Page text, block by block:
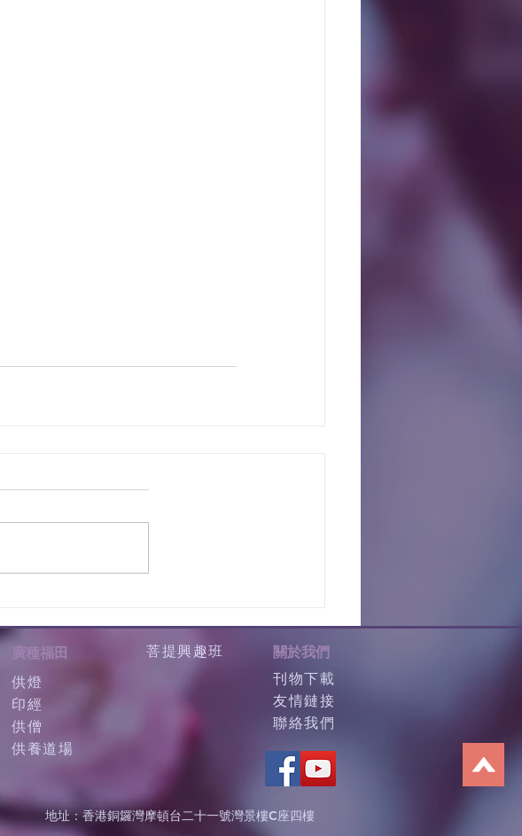
廣種福田
供燈
印經
供僧
供養道場
菩提興趣班
關於我們
刊物下載
友情鏈接
聯絡我們
地址：香港銅鑼灣摩頓台二十一號灣景樓C座四樓